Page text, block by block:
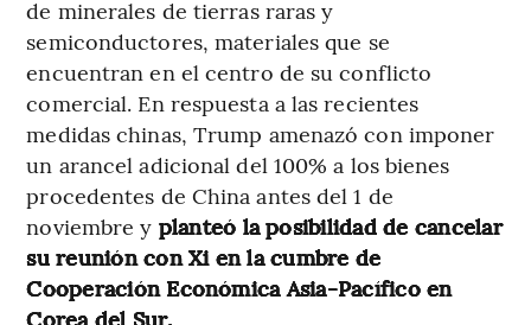
de minerales de tierras raras y
semiconductores, materiales que se
encuentran en el centro de su conflicto
comercial. En respuesta a las recientes
medidas chinas, Trump amenazó con imponer
un arancel adicional del 100% a los bienes
procedentes de China antes del 1 de
noviembre y planteó la posibilidad de cancelar
su reunión con Xi en la cumbre de
Cooperación Económica Asia-Pacífico en
Corea del Sur.